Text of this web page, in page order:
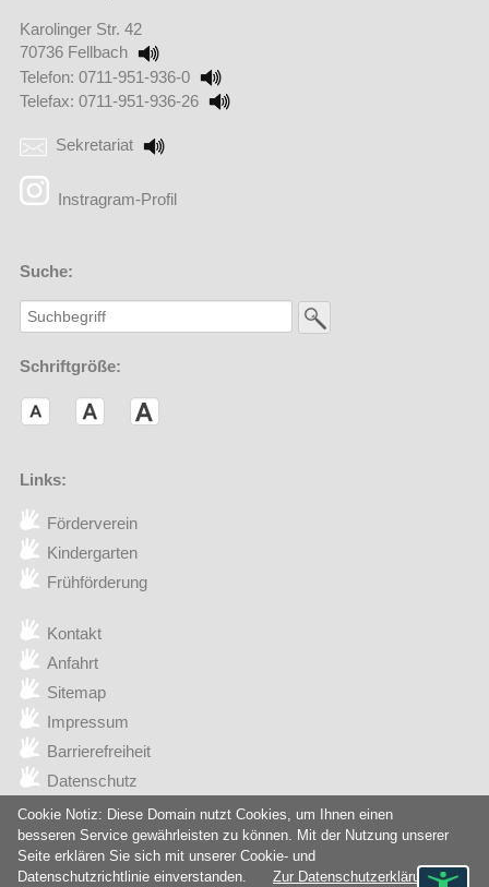
Karolinger Str. 42
70736 Fellbach
Telefon: 0711-951-936-0
Telefax: 0711-951-936-26
Sekretariat
Instragram-Profil
Suche:
Schriftgröße:
Links:
Förderverein
(Externer Link öffnet in einem neuen Browserfenster)
Kindergarten
Frühförderung
Kontakt
Anfahrt
Sitemap
Impressum
Barrierefreiheit
Datenschutz
Lehrer
Cookie Notiz: Diese Domain nutzt Cookies, um Ihnen einen
besseren Service gewährleisten zu können. Mit der Nutzung unserer
Seite erklären Sie sich mit unserer Cookie- und
Datenschutzrichtlinie einverstanden.
Zur Datenschutzerklärung